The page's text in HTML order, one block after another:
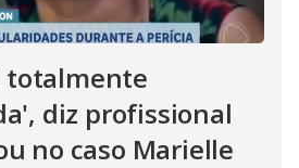
totalmente
diz profissional
no caso Marielle